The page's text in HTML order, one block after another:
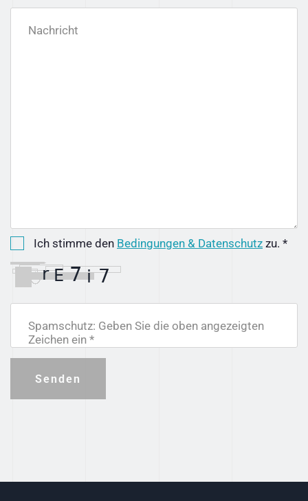
Nachricht
Ich stimme den Bedingungen & Datenschutz zu. *
Spamschutz: Geben Sie die oben angezeigten
Zeichen ein *
Senden